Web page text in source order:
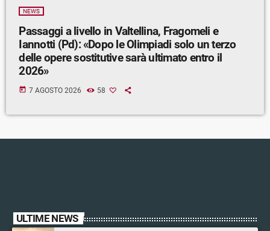
NEWS
Passaggi a livello in Valtellina, Fragomeli e
Iannotti (Pd): «Dopo le Olimpiadi solo un terzo
delle opere sostitutive sarà ultimato entro il
2026»
today 7 AGOSTO 2026 58
ULTIME NEWS